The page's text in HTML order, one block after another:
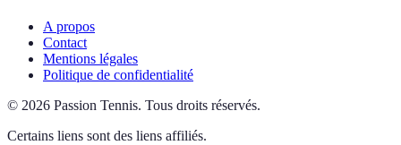
A propos
Contact
Mentions légales
Politique de confidentialité
© 2026 Passion Tennis. Tous droits réservés.
Certains liens sont des liens affiliés.